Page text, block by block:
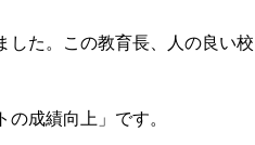
した。この教育長、人の良い校
成績向上」です。